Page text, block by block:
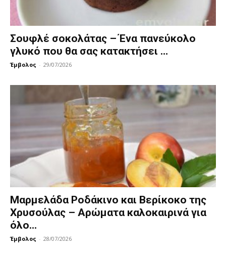
Σουφλέ σοκολάτας – Ένα πανεύκολο
γλυκό που θα σας κατακτήσει …
Έμβολος - 29/07/2026
Mαρμελάδα Ροδάκινο και Βερίκοκο της
Χρυσούλας – Αρώματα καλοκαιρινά για
όλο...
Έμβολος - 28/07/2026